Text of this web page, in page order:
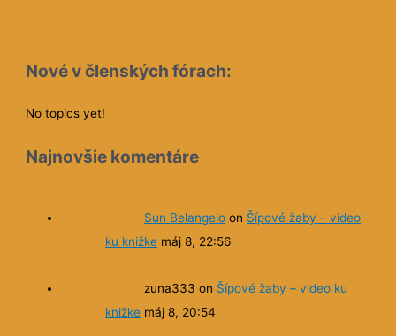
Nové v členských fórach:
No topics yet!
Najnovšie komentáre
Sun Belangelo on Šípové žaby – video
ku knižke máj 8, 22:56
zuna333 on Šípové žaby – video ku
knižke máj 8, 20:54